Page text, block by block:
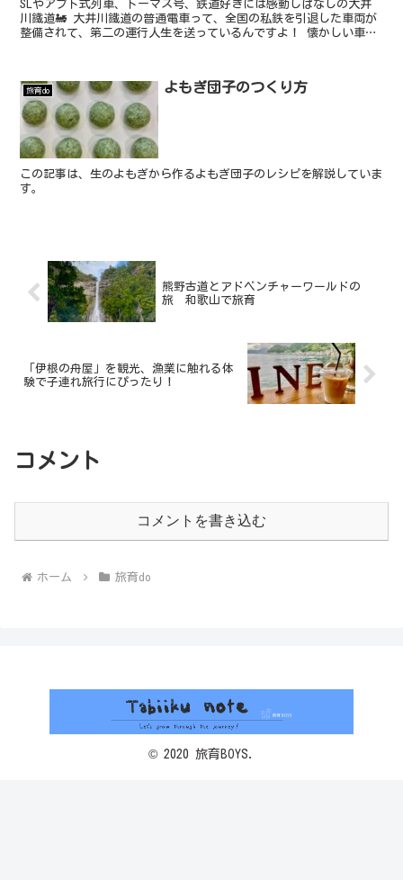
SLやアプト式列車、トーマス号、鉄道好きには感動しぱなしの大井
川鐵道🚂 大井川鐵道の普通電車って、全国の私鉄を引退した車両が
整備されて、第二の運行人生を送っているんですよ！ 懐かしい車両
旅育do よもぎ団子のつくり方
この記事は、生のよもぎから作るよもぎ団子のレシピを解説していま
す。
熊野古道とアドベンチャーワールドの
旅 和歌山で旅育
「伊根の舟屋」を観光、漁業に触れる体
験で子連れ旅行にぴったり！
コメント
コメントを書き込む
ホーム 旅育do
© 2020 旅育BOYS.